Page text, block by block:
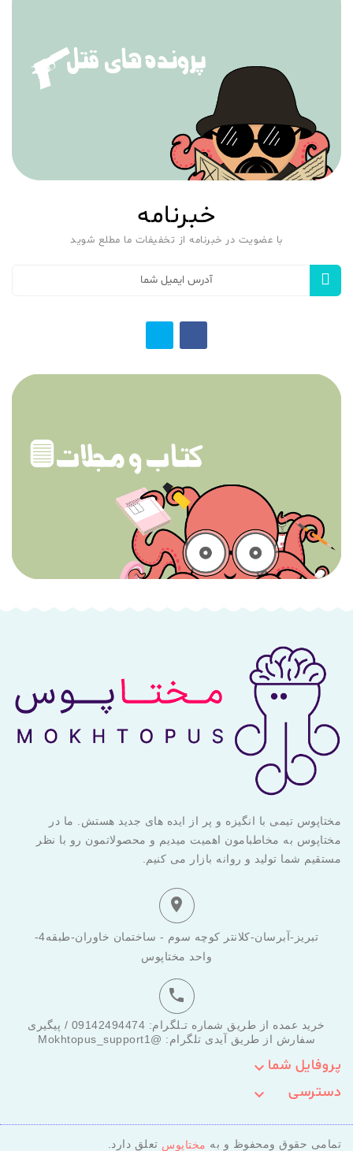
خبرنامه
با عضویت در خبرنامه از تخفیفات ما مطلع شوید
مختاپوس تیمی با انگیزه و پر از ایده های جدید هستش. ما در
مختاپوس به مخاطبامون اهمیت میدیم و محصولاتمون رو با نظر
مستقیم شما تولید و روانه بازار می کنیم.

تبریز-آبرسان-کلانتر کوچه سوم - ساختمان خاوران-طبقه4-
واحد مختاپوس

خرید عمده از طریق شماره تـلگرام: 09142494474 / پیگیری
سفارش از طریق آیدی تلگرام: @Mokhtopus_support1
پروفایل شما 
دسترسی 
تمامی حقوق ومحفوظ و به مختاپوس تعلق دارد.